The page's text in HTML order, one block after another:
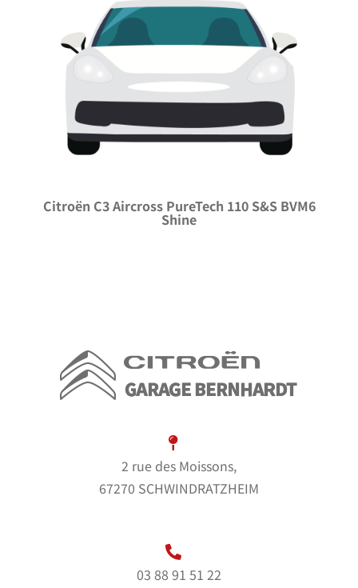
Citroën C3 Aircross PureTech 110 S&S BVM6
Shine
2 rue des Moissons,
67270 SCHWINDRATZHEIM
03 88 91 51 22